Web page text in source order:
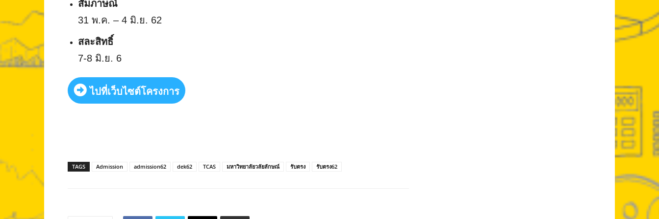
สัมภาษณ์
31 พ.ค. – 4 มิ.ย. 62
สละสิทธิ์
7-8 มิ.ย. 6
ไปที่เว็บไซต์โครงการ
TAGS Admission admission62 dek62 TCAS มหาวิทยาลัยวลัยลักษณ์ รับตรง รับตรง62